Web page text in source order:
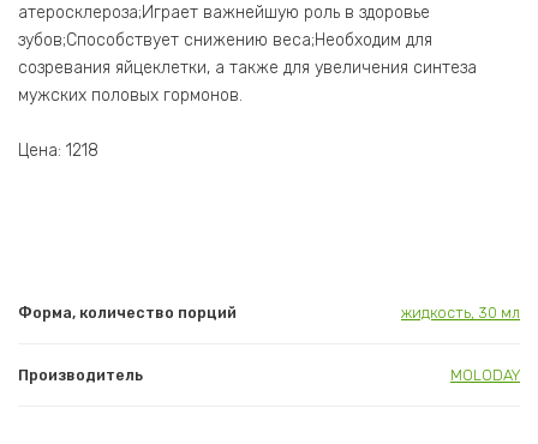
атеросклероза;Играет важнейшую роль в здоровье
зубов;Способствует снижению веса;Необходим для
созревания яйцеклетки, а также для увеличения синтеза
мужских половых гормонов.
Цена: 1218
Форма, количество порций жидкость, 30 мл
Производитель MOLODAY